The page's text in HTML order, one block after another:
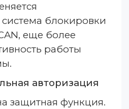
блокировки
еще более
работы
авторизация
защитная функция.